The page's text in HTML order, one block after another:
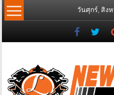
Skip
to
วันศุกร์, สิง
News
Freelancer